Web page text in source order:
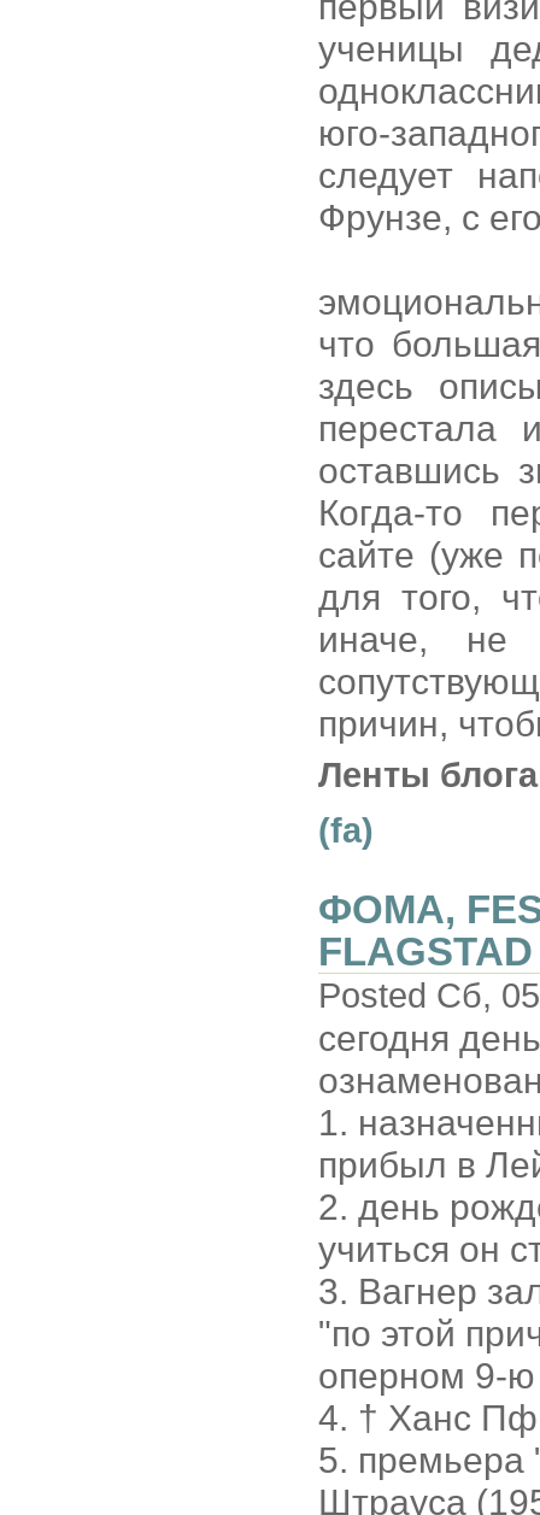
ученицы
юго-
следует
Фрунзе, с
что
здесь
перестала
оставшись
Когда-то
сайте (уже
для того,
иначе, не
причин,
Ленты
(fa)
ФОМА,
FLAGSTAD
Posted Сб,
сегодня
1.
прибыл в
2. день
учиться он
3. Вагнер
"по этой
оперном 9-ю
4. † Ханс
5. премьера
Штрауса